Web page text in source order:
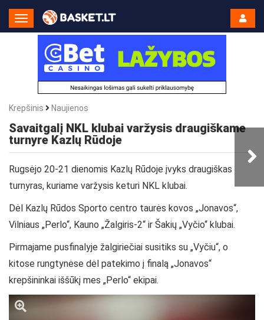
Toggle
Navigation
Krepšinis Naujienos
Savaitgalį NKL klubai varžysis draugiškame
turnyre Kazlų Rūdoje
Rugsėjo 20-21 dienomis Kazlų Rūdoje įvyks draugiškas
turnyras, kuriame varžysis keturi NKL klubai.
Dėl Kazlų Rūdos Sporto centro taurės kovos „Jonavos“,
Vilniaus „Perlo“, Kauno „Žalgiris-2“ ir Šakių „Vyčio“ klubai.
Pirmajame pusfinalyje žalgiriečiai susitiks su „Vyčiu“, o
kitose rungtynėse dėl patekimo į finalą „Jonavos“
krepšininkai iššūkį mes „Perlo“ ekipai.